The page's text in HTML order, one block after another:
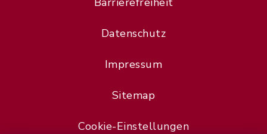
Datenschutz
Impressum
Sitemap
Cookie-Einstellungen